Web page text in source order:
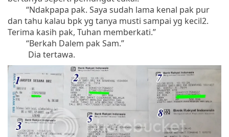
“Ndakpapa pak. Saya sudah lama kenal pak pur
dan tahu kalau bpk yg tanya musti sampai yg kecil2.
Terima kasih pak, Tuhan memberkati.”
“Berkah Dalem pak Sam.”
Dia tertawa.